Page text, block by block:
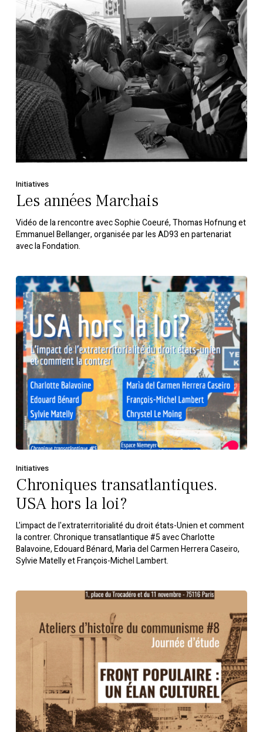
Initiatives
Les années Marchais
Vidéo de la rencontre avec Sophie Coeuré, Thomas Hofnung et
Emmanuel Bellanger, organisée par les AD93 en partenariat
avec la Fondation.
Initiatives
Chroniques transatlantiques.
USA hors la loi?
L'impact de l'extraterritorialité du droit états-Unien et comment
la contrer. Chronique transatlantique #5 avec Charlotte
Balavoine, Edouard Bénard, Marìa del Carmen Herrera Caseiro,
Sylvie Matelly et François-Michel Lambert.